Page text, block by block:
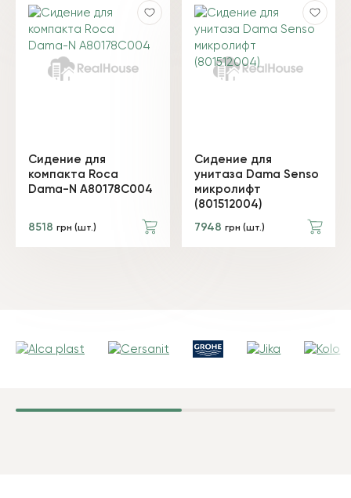
Сидение для
компакта Roca
Dama-N A80178C004
8518 грн (шт.)
Сидение для
унитаза Dama Senso
микролифт
(801512004)
7948 грн (шт.)